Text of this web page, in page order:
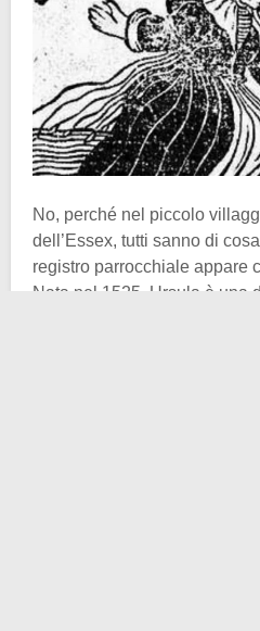
No, perché nel piccolo
dell’Essex, tutti sanno di
registro parrocchiale appare
Nata nel 1525, Ursula è una